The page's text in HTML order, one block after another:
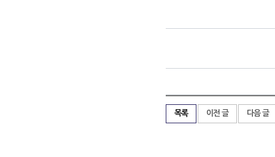
목록 이전 글 다음 글